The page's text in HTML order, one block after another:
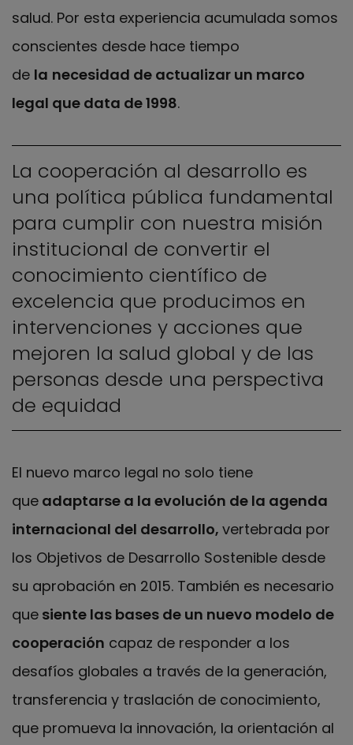
salud. Por esta experiencia acumulada somos
conscientes desde hace tiempo
de la necesidad de actualizar un marco
legal que data de 1998.
La cooperación al desarrollo es
una política pública fundamental
para cumplir con nuestra misión
institucional de convertir el
conocimiento científico de
excelencia que producimos en
intervenciones y acciones que
mejoren la salud global y de las
personas desde una perspectiva
de equidad
El nuevo marco legal no solo tiene
que adaptarse a la evolución de la agenda
internacional del desarrollo, vertebrada por
los Objetivos de Desarrollo Sostenible desde
su aprobación en 2015. También es necesario
que siente las bases de un nuevo modelo de
cooperación capaz de responder a los
desafíos globales a través de la generación,
transferencia y traslación de conocimiento,
que promueva la innovación, la orientación al